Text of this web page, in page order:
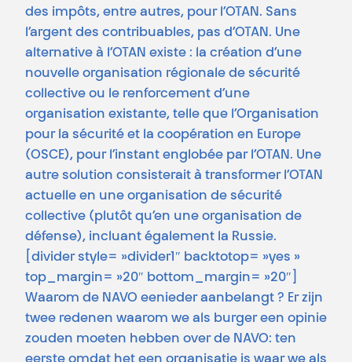
des impôts, entre autres, pour l’OTAN. Sans
l’argent des contribuables, pas d’OTAN. Une
alternative à l’OTAN existe : la création d’une
nouvelle organisation régionale de sécurité
collective ou le renforcement d’une
organisation existante, telle que l’Organisation
pour la sécurité et la coopération en Europe
(OSCE), pour l’instant englobée par l’OTAN. Une
autre solution consisterait à transformer l’OTAN
actuelle en une organisation de sécurité
collective (plutôt qu’en une organisation de
défense), incluant également la Russie.
[divider style= »divider1″ backtotop= »yes »
top_margin= »20″ bottom_margin= »20″]
Waarom de NAVO eenieder aanbelangt ? Er zijn
twee redenen waarom we als burger een opinie
zouden moeten hebben over de NAVO: ten